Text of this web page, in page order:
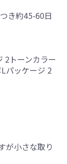
き約45-60日
2トーンカラー
パッケージ 2
が小さな取り